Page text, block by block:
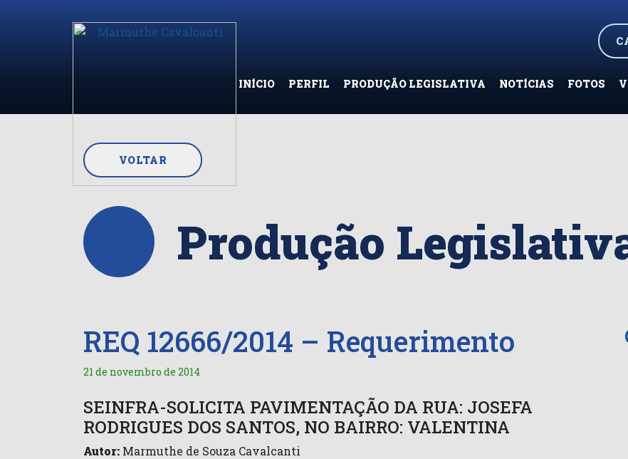
INÍCIO PERFIL PRODUÇÃO LEGISLATIVA NOTÍCIAS FOTOS
VOLTAR
Produção
REQ 12666/2014 – Requerimento
21 de novembro de 2014
SEINFRA-SOLICITA PAVIMENTAÇÃO DA RUA: JOSEFA
RODRIGUES DOS SANTOS, NO BAIRRO: VALENTINA
Autor: Marmuthe de Souza Cavalcanti